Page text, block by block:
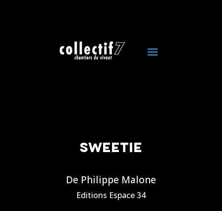
SWEETIE
De Philippe Malone
Editions Espace 34